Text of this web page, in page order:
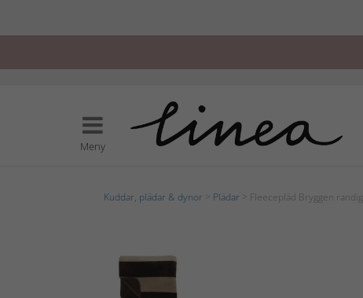
Meny
Kuddar, plädar & dynor Plädar > Fleecepläd Bryggen randig